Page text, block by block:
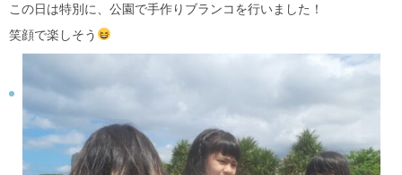
この日は特別に、公園で手作りブランコを行いました！
笑顔で楽しそう